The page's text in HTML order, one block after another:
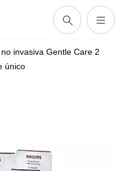
invasiva Gentle Care 2
único